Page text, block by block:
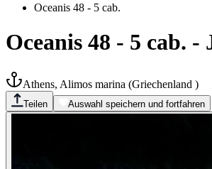
Oceanis 48 - 5 cab.
Oceanis 48 - 5 cab. -
Athens, Alimos marina (Griechenland )
Teilen Auswahl speichern und fortfahren